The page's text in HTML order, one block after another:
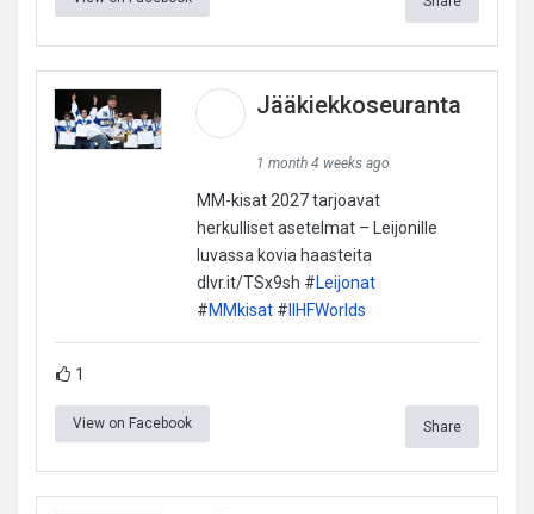
Jääkiekkoseuranta
1 month 4 weeks ago
MM-kisat 2027 tarjoavat
herkulliset asetelmat – Leijonille
luvassa kovia haasteita
dlvr.it/TSx9sh #Leijonat
#MMkisat# IIHFWorlds
1
View on Facebook Share